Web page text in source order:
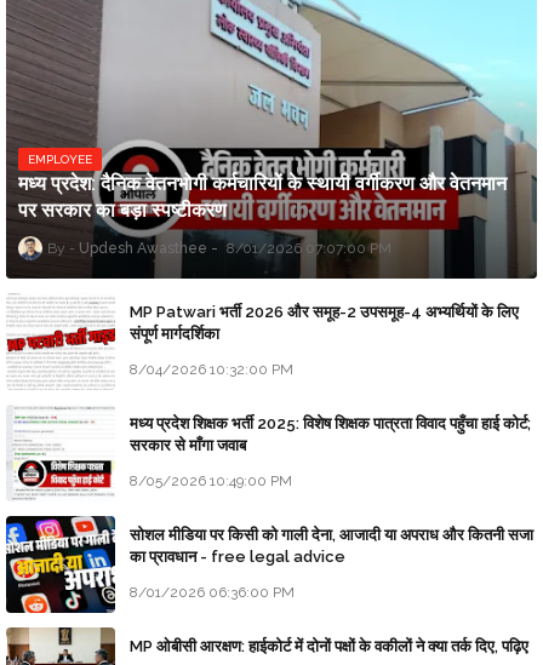
EMPLOYEE
मध्य प्रदेश: दैनिक वेतनभोगी कर्मचारियों के स्थायी वर्गीकरण और वेतनमान
पर सरकार का बड़ा स्पष्टीकरण
Updesh Awasthee 8/01/2026 07:07:00 PM
MP Patwari भर्ती 2026 और समूह-2 उपसमूह-4 अभ्यर्थियों के लिए
संपूर्ण मार्गदर्शिका
8/04/2026 10:32:00 PM
मध्य प्रदेश शिक्षक भर्ती 2025: विशेष शिक्षक पात्रता विवाद पहुँचा हाई कोर्ट;
सरकार से माँगा जवाब
8/05/2026 10:49:00 PM
सोशल मीडिया पर किसी को गाली देना, आजादी या अपराध और कितनी सजा
का प्रावधान - free legal advice
8/01/2026 06:36:00 PM
MP ओबीसी आरक्षण: हाईकोर्ट में दोनों पक्षों के वकीलों ने क्या तर्क दिए, पढ़िए